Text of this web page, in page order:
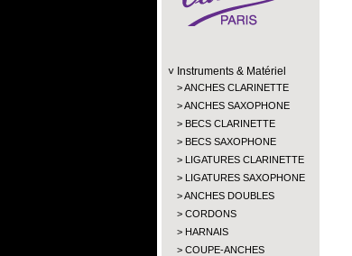
Instruments & Matériel
ANCHES CLARINETTE
ANCHES SAXOPHONE
BECS CLARINETTE
BECS SAXOPHONE
LIGATURES CLARINETTE
LIGATURES SAXOPHONE
ANCHES DOUBLES
CORDONS
HARNAIS
COUPE-ANCHES